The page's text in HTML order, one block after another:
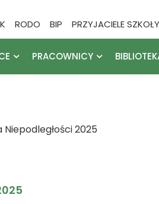
RODO BIP PRZYJACIELE SZKOŁY
PRACOWNICY
2025